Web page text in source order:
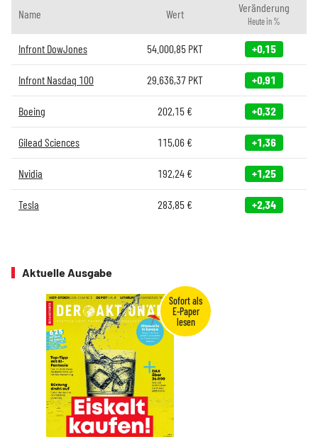
Name Wert Veränderung
Heute in %
Infront DowJones 54.000,85PKT +0,15
Infront Nasdaq 100 29.636,37PKT +0,91
Boeing 202,15€ +0,32
Gilead Sciences 115,06€ +1,36
Nvidia 192,24€ +1,25
Tesla 283,85€ +2,34
Aktuelle Ausgabe